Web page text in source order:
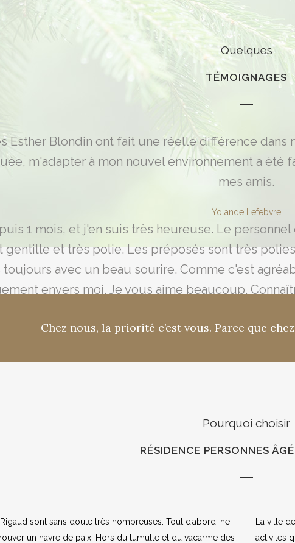
Quelques
TÉMOIGNAGES
Esther Blondin ont fait une réelle différence dans
m'adapter à mon nouvel environnement a été
mes amis.
Yolande Lefebvre
1 mois, et j'en suis très heureuse. Le
gentille et très polie. Les préposés sont très
avec un beau sourire. Comme c'est
envers moi. Je vous aime beaucoup.
simplement ne suffit pas à exprimer à quel
Chez nous, la priorité c’est vous. Parce que
Pourquoi choisir
RÉSIDENCE PERSONNES
sont sans doute très nombreuses. Tout d’abord, ne
un havre de paix. Hors du tumulte et du vacarme des
La ville
activités